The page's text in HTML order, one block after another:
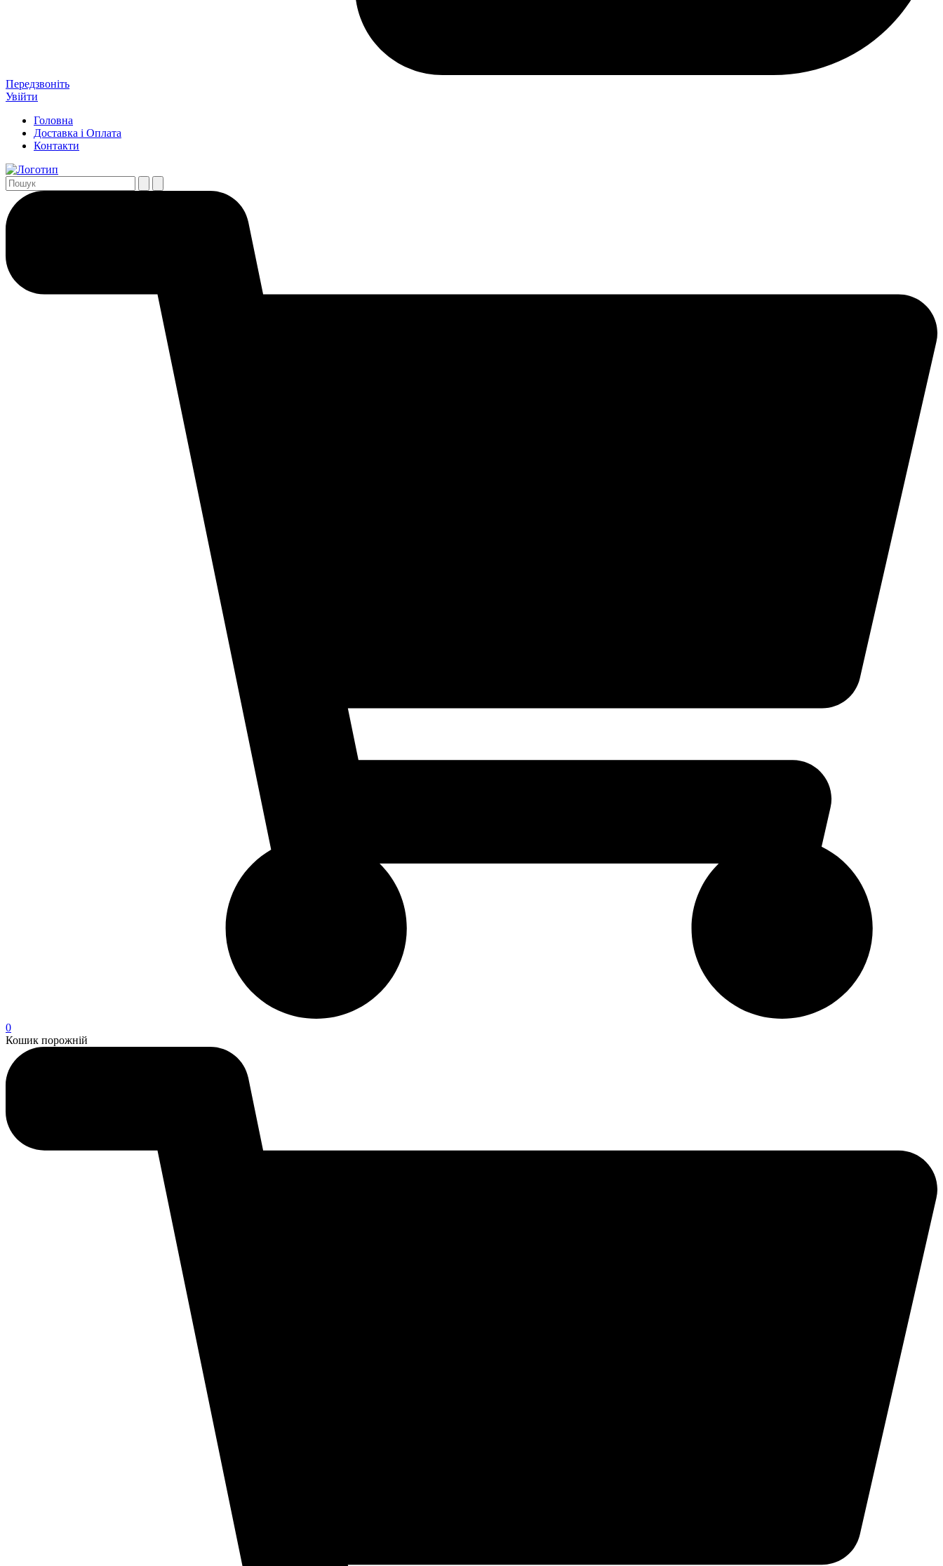
Передзвоніть
Увійти
Головна
Доставка і Оплата
Контакти
0
Кошик порожній